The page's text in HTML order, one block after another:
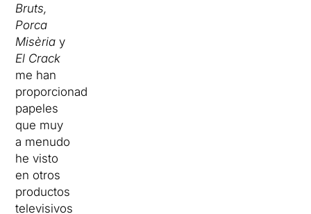
Bruts,
Porca
Misèriay
El Crack
me han
proporcionado
papeles
que muy
a menudo
he visto
en otros
productos
televisivos